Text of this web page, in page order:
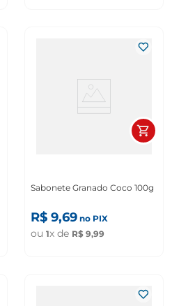
Sabonete Granado Coco 100g
R$ 9,69 no PIX
ou 1x de R$ 9,99